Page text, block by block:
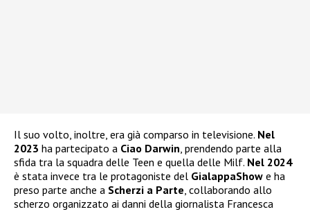
Il suo volto, inoltre, era già comparso in televisione. Nel
2023 ha partecipato a Ciao Darwin , prendendo parte alla
sfida tra la squadra delle Teen e quella delle Milf. Nel 2024
è stata invece tra le protagoniste del GialappaShow e ha
preso parte anche a Scherzi a Parte , collaborando allo
scherzo organizzato ai danni della giornalista Francesca